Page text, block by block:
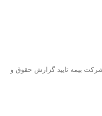
بیمه تایید گزارش حقوق و